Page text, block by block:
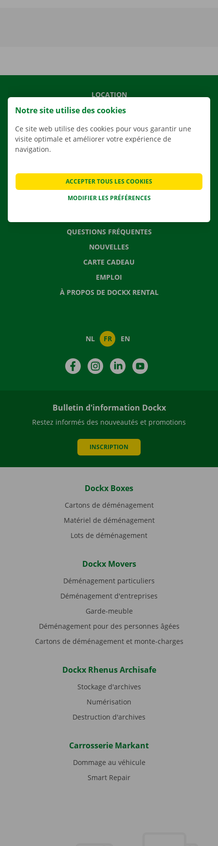
LOCATION
NOS VÉHICULES
NOS SERVICES
AGENCES
QUESTIONS FRÉQUENTES
NOUVELLES
CARTE CADEAU
EMPLOI
À PROPOS DE DOCKX RENTAL
NL FR EN
FacebookInstagramLinkedIn
Bulletin d'information Dockx
Restez informés des nouveautés et promotions
INSCRIPTION
Dockx Boxes
Cartons de déménagement
Matériel de déménagement
Lots de déménagement
Dockx Movers
Déménagement particuliers
Déménagement d'entreprises
Garde-meuble
Déménagement pour des personnes âgées
Cartons de déménagement et monte-charges
Dockx Rhenus Archisafe
Stockage d'archives
Numérisation
Destruction d'archives
Carrosserie Markant
Dommage au véhicule
Smart Repair
Notre site utilise des cookies
Ce site web utilise des cookies pour vous garantir une
visite optimale et améliorer votre expérience de
navigation.
MODIFIER LES PRÉFÉRENCES
ACCEPTER TOUS LES COOKIES